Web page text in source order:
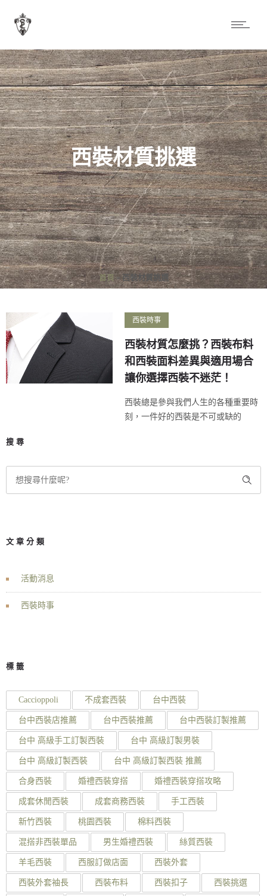
西裝材質挑選
首頁»西裝材質挑選
西裝時事
西裝材質怎麼挑？西裝布料
和西裝面料差異與適用場合
讓你選擇西裝不迷茫！
西裝總是參與我們人生的各種重要時
刻，一件好的西裝是不可或缺的
搜尋
文章分類
活動消息
西裝時事
標籤
Caccioppoli 不成套西裝 台中西裝
台中西裝店推薦 台中西裝推薦 台中西裝訂製推薦
台中 高級手工訂製西裝 台中 高級訂製男裝
台中 高級訂製西裝 台中 高級訂製西裝 推薦
合身西裝 婚禮西裝穿搭 婚禮西裝穿搭攻略
成套休閒西裝 成套商務西裝 手工西裝
新竹西裝 桃園西裝 棉料西裝
混搭非西裝單品 男生婚禮西裝 絲質西裝
羊毛西裝 西服訂做店面 西裝外套
西裝外套袖長 西裝布料 西裝扣子 西裝挑選